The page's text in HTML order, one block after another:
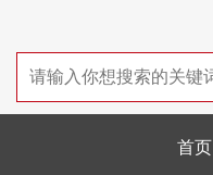
首页